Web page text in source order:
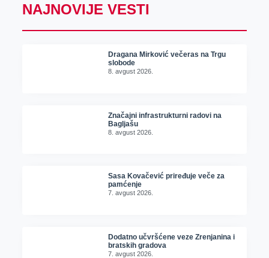
NAJNOVIJE VESTI
Dragana Mirković večeras na Trgu
slobode
8. avgust 2026.
Značajni infrastrukturni radovi na
Bagljašu
8. avgust 2026.
Sasa Kovačević priređuje veče za
pamćenje
7. avgust 2026.
Dodatno učvršćene veze Zrenjanina i
bratskih gradova
7. avgust 2026.